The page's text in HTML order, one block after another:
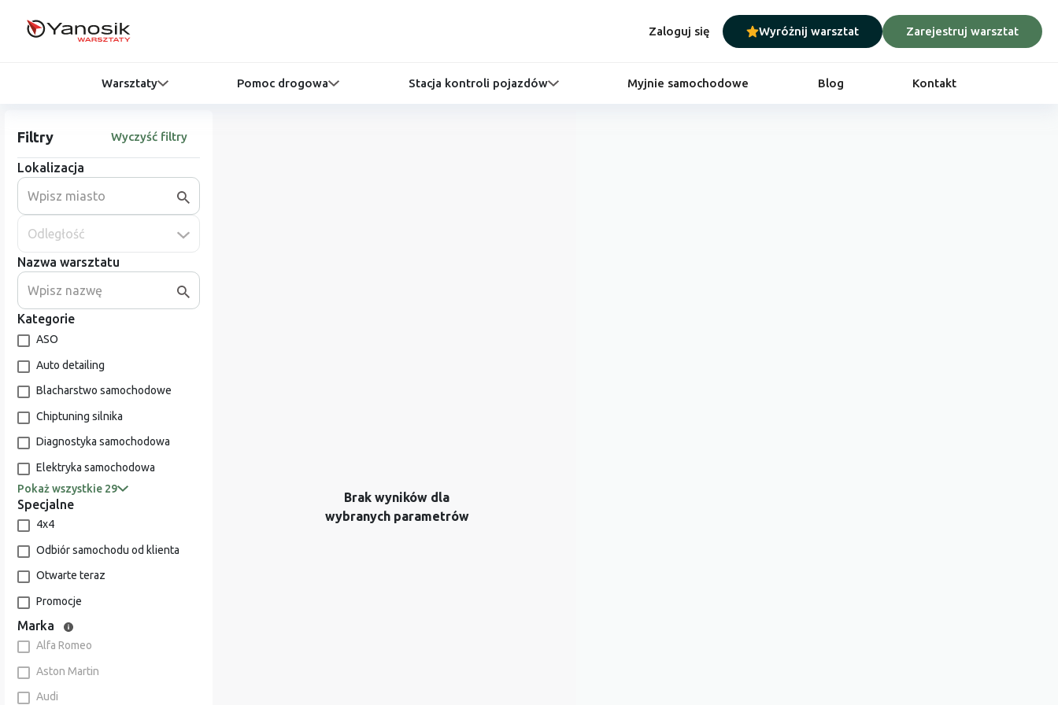
Zaloguj się Wyróżnij warsztat Zarejestruj warsztat
Warsztaty Pomoc drogowa Stacja kontroli pojazdów Myjnie samochodowe Blog Kontakt
Filtry Wyczyść filtry
Lokalizacja
Odległość
Nazwa warsztatu
Kategorie
ASO
Auto detailing
Blacharstwo samochodowe
Chiptuning silnika
Diagnostyka samochodowa
Elektryka samochodowa
Pokaż wszystkie 29
Specjalne
4x4
Odbiór samochodu od klienta
Otwarte teraz
Promocje
Marka
Alfa Romeo
Aston Martin
Audi
Brak wyników dla
wybranych parametrów